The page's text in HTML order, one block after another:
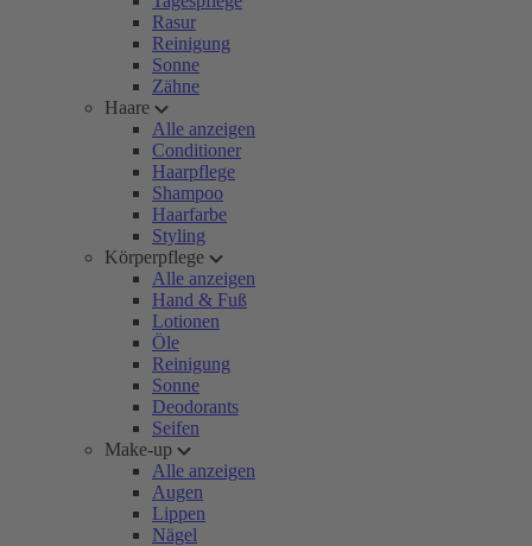
Rasur
Reinigung
Sonne
Zähne
Haare
Alle anzeigen
Conditioner
Haarpflege
Shampoo
Haarfarbe
Styling
Körperpflege
Alle anzeigen
Hand & Fuß
Lotionen
Öle
Reinigung
Sonne
Deodorants
Seifen
Make-up
Alle anzeigen
Augen
Lippen
Nägel